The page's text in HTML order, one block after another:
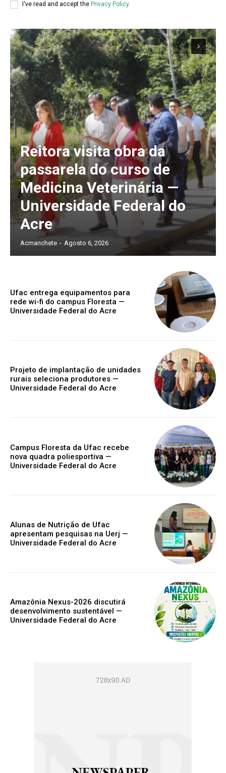
I've read and accept the Privacy Policy.
Reitora visita obra da
passarela do curso de
Medicina Veterinária —
Universidade Federal do
Acre
Acmanchete - Agosto 6, 2026
Ufac entrega equipamentos para
rede wi-fi do campus Floresta —
Universidade Federal do Acre
Projeto de implantação de unidades
rurais seleciona produtores —
Universidade Federal do Acre
Campus Floresta da Ufac recebe
nova quadra poliesportiva —
Universidade Federal do Acre
Alunas de Nutrição de Ufac
apresentam pesquisas na Uerj —
Universidade Federal do Acre
Amazônia Nexus-2026 discutirá
desenvolvimento sustentável —
Universidade Federal do Acre